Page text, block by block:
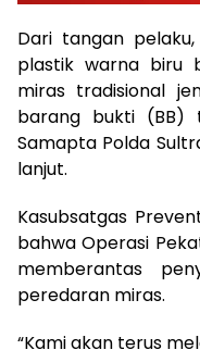
Dari tangan
plastik warna biru
miras tradisional
barang bukti (BB)
Samapta Polda
lanjut.
Kasubsatgas
bahwa Operasi
memberantas
peredaran miras.
“Kami akan terus